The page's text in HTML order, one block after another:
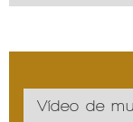
Vídeo de